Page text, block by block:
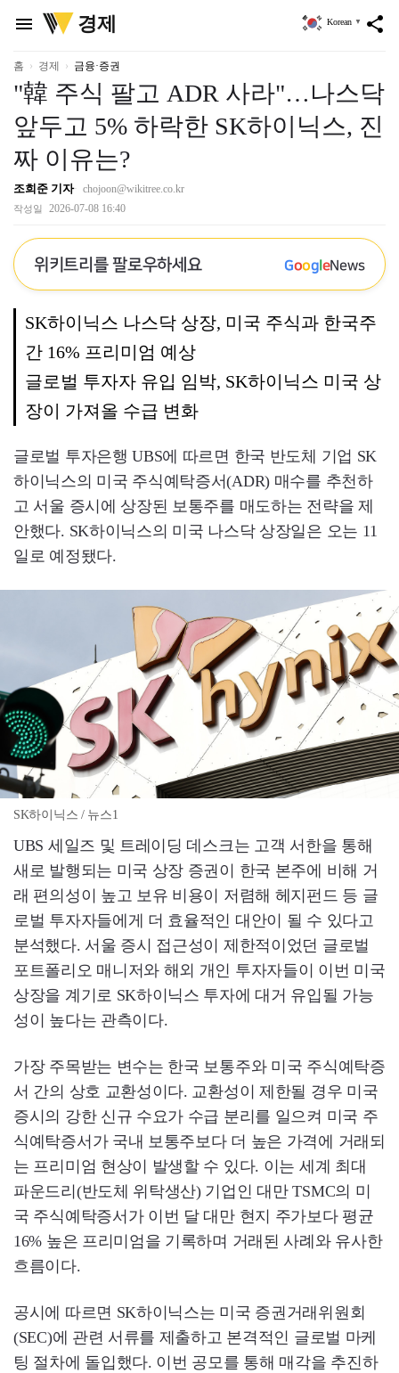
menu
위
키
리
경제 share
Korean ▼
홈 경제 금융·증권
"韓 주식 팔고 ADR 사라"…나스닥
앞두고 5% 하락한 SK하이닉스, 진
짜 이유는?
조희준 기자 chojoon@wikitree.co.kr
작성일 2026-07-08 16:40
위키트리를 팔로우하세요 GoogleNews
SK하이닉스 나스닥 상장, 미국 주식과 한국주
간 16% 프리미엄 예상
글로벌 투자자 유입 임박, SK하이닉스 미국 상
장이 가져올 수급 변화
글로벌 투자은행 UBS에 따르면 한국 반도체 기업 SK
하이닉스의 미국 주식예탁증서(ADR) 매수를 추천하
고 서울 증시에 상장된 보통주를 매도하는 전략을 제
안했다. SK하이닉스의 미국 나스닥 상장일은 오는 11
일로 예정됐다.
SK하이닉스 / 뉴스1
UBS 세일즈 및 트레이딩 데스크는 고객 서한을 통해
새로 발행되는 미국 상장 증권이 한국 본주에 비해 거
래 편의성이 높고 보유 비용이 저렴해 헤지펀드 등 글
로벌 투자자들에게 더 효율적인 대안이 될 수 있다고
분석했다. 서울 증시 접근성이 제한적이었던 글로벌
포트폴리오 매니저와 해외 개인 투자자들이 이번 미국
상장을 계기로 SK하이닉스 투자에 대거 유입될 가능
성이 높다는 관측이다.
가장 주목받는 변수는 한국 보통주와 미국 주식예탁증
서 간의 상호 교환성이다. 교환성이 제한될 경우 미국
증시의 강한 신규 수요가 수급 분리를 일으켜 미국 주
식예탁증서가 국내 보통주보다 더 높은 가격에 거래되
는 프리미엄 현상이 발생할 수 있다. 이는 세계 최대
파운드리(반도체 위탁생산) 기업인 대만 TSMC의 미
국 주식예탁증서가 이번 달 대만 현지 주가보다 평균
16% 높은 프리미엄을 기록하며 거래된 사례와 유사한
흐름이다.
공시에 따르면 SK하이닉스는 미국 증권거래위원회
(SEC)에 관련 서류를 제출하고 본격적인 글로벌 마케
팅 절차에 돌입했다. 이번 공모를 통해 매각을 추진하